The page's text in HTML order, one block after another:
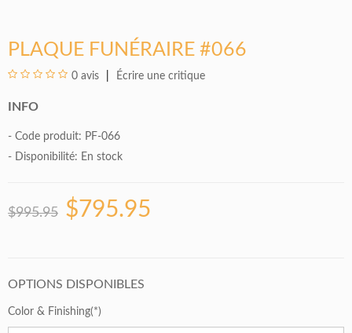
PLAQUE FUNÉRAIRE #066
0 avis Écrire une critique
INFO
- Code produit: PF-066
- Disponibilité: En stock
$995.95 $795.95
OPTIONS DISPONIBLES
Color & Finishing